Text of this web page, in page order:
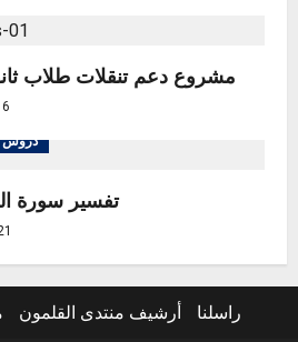
مشروع دعم تنقلات طلاب
دروس
تفسير سورة
أرشيف منتدى القلمون راسلنا